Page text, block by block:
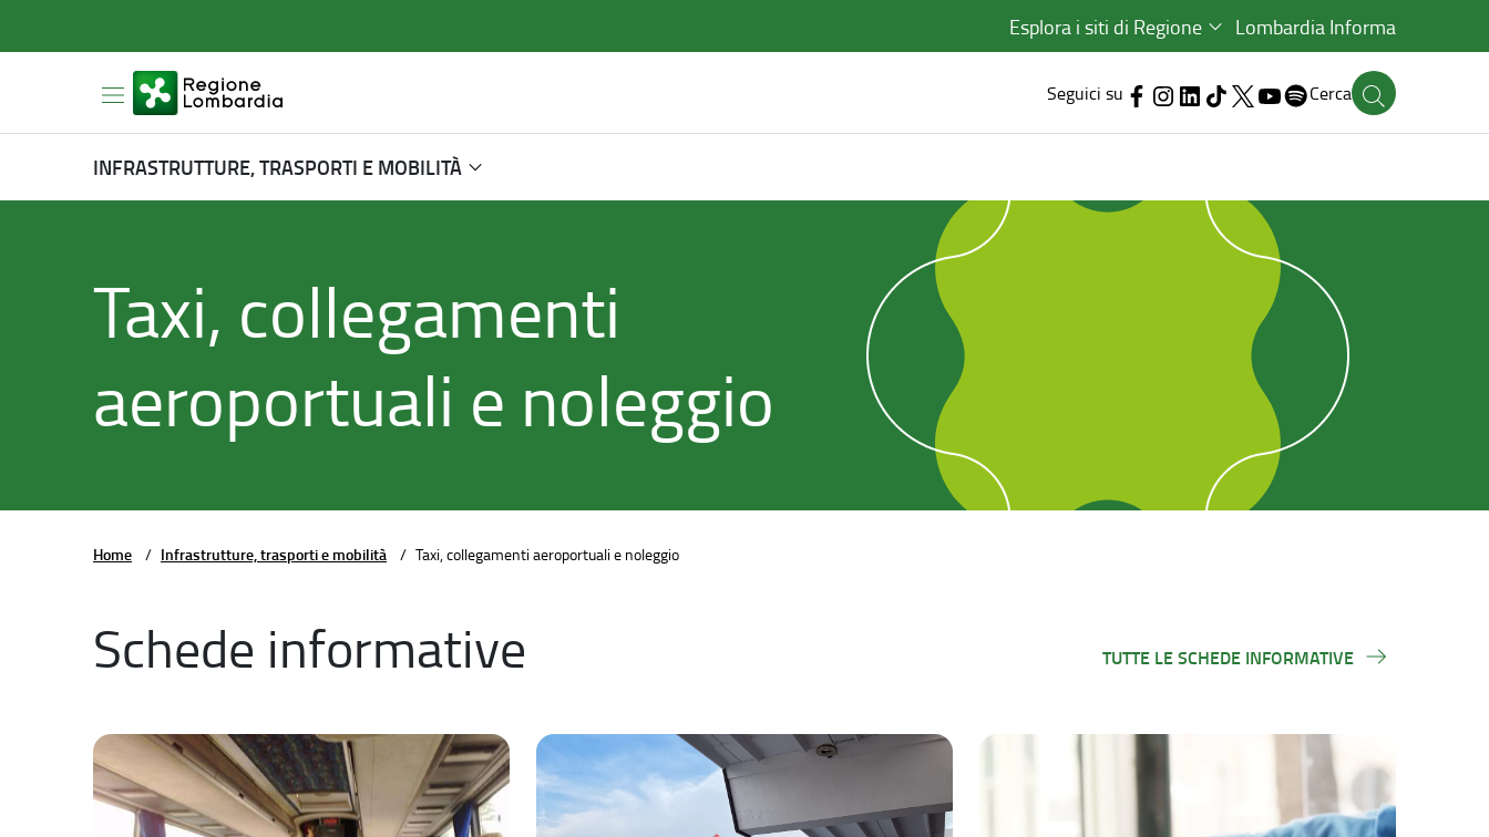
Esplora i siti di Regione Lombardia Informa
Seguici su Cerca
INFRASTRUTTURE, TRASPORTI E MOBILITÀ
Taxi, collegamenti
aeroportuali e noleggio
Home / Infrastrutture, trasporti e mobilità / Taxi, collegamenti aeroportuali e noleggio
Schede informative TUTTE LE SCHEDE INFORMATIVE